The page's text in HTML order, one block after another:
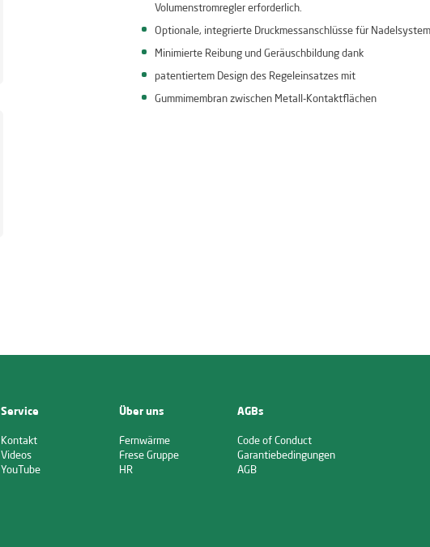
Volumenstromregler erforderlich.
Optionale, integrierte Druckmessanschlüsse für
Minimierte Reibung und Geräuschbildung dank
patentiertem Design des Regeleinsatzes mit
Gummimembran zwischen Metall-Kontaktflächen
Service
Kontakt
Videos
YouTube
Über uns
Fernwärme
Frese Gruppe
HR
AGBs
Code of Conduct
Garantiebedingungen
AGB